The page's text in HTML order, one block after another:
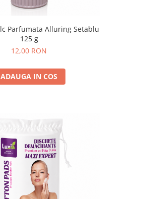
Parfumata Alluring Setablu
125 g
12,00 RON
ADAUGA IN COS